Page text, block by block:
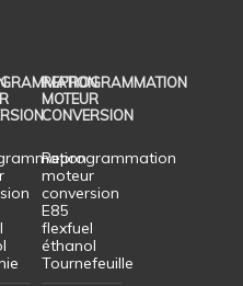
REPROGRAMMATION
MOTEUR
CONVERSION
Reprogrammation
moteur
conversion
E85
flexfuel
éthanol
Tournefeuille